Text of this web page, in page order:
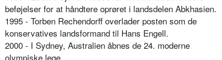
beføjelser for at håndtere oprøret i landsdelen Abkhasien.
1995 - Torben Rechendorff overlader posten som de
konservatives landsformand til Hans Engell.
2000 - I Sydney, Australien åbnes de 24. moderne
olympiske lege.